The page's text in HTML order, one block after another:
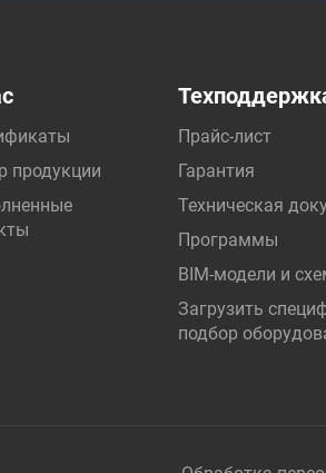
продукции
Прайс-лист
Гарантия
Техническая
Программы
BIM-модели и
Загрузить
подбор